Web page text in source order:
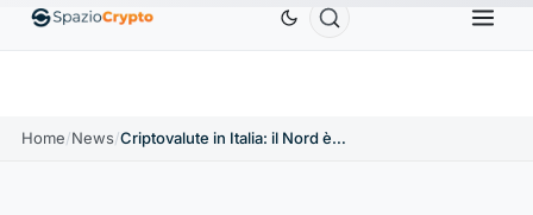
EthereumETH1.880,58 USD ↑1.90% TetherUSDT ↑0.00%
Home/News/ Criptovalute in Italia: il Nord è più propenso a investire